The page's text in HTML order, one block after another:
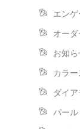
エン
オーダ
お知ら
カラ
ダイア
パール